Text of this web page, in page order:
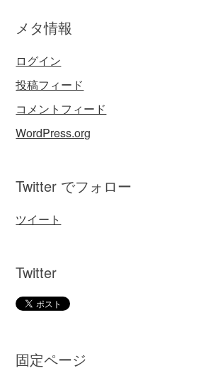
メタ情報
ログイン
投稿フィード
コメントフィード
WordPress.org
Twitter でフォロー
ツイート
Twitter
固定ページ